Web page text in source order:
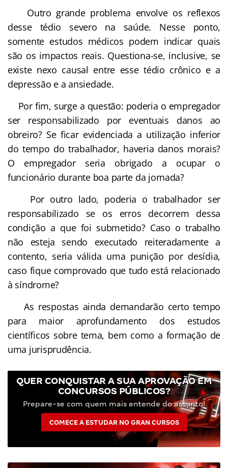
Outro grande problema envolve os reflexos
desse tédio severo na saúde. Nesse ponto,
somente estudos médicos podem indicar quais
são os impactos reais. Questiona-se, inclusive, se
existe nexo causal entre esse tédio crônico e a
depressão e a ansiedade.
Por fim, surge a questão: poderia o empregador
ser responsabilizado por eventuais danos ao
obreiro? Se ficar evidenciada a utilização inferior
do tempo do trabalhador, haveria danos morais?
O empregador seria obrigado a ocupar o
funcionário durante boa parte da jornada?
Por outro lado, poderia o trabalhador ser
responsabilizado se os erros decorrem dessa
condição a que foi submetido? Caso o trabalho
não esteja sendo executado reiteradamente a
contento, seria válida uma punição por desídia,
caso fique comprovado que tudo está relacionado
à síndrome?
As respostas ainda demandarão certo tempo
para maior aprofundamento dos estudos
científicos sobre tema, bem como a formação de
uma jurisprudência.
QUER CONQUISTAR A SUA APROVAÇÃO EM
CONCURSOS PÚBLICOS?
Prepare-se com quem mais entende do assunto!
COMECE A ESTUDAR NO GRAN CURSOS